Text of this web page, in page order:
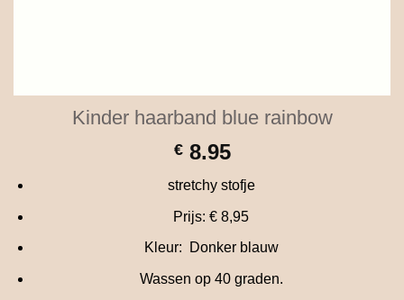
Kinder haarband blue rainbow
€8.95
stretchy stofje
Prijs: € 8,95
Kleur: Donker blauw
Wassen op 40 graden.